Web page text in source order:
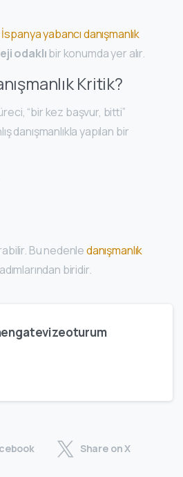
İspanya yabancı danışmanlık
odaklıbir konumda yer alır.
Kritik?
“bir kez başvur, bitti”
danışmanlıkla yapılan bir
Bu nedenledanışmanlık
biridir.
Share on X